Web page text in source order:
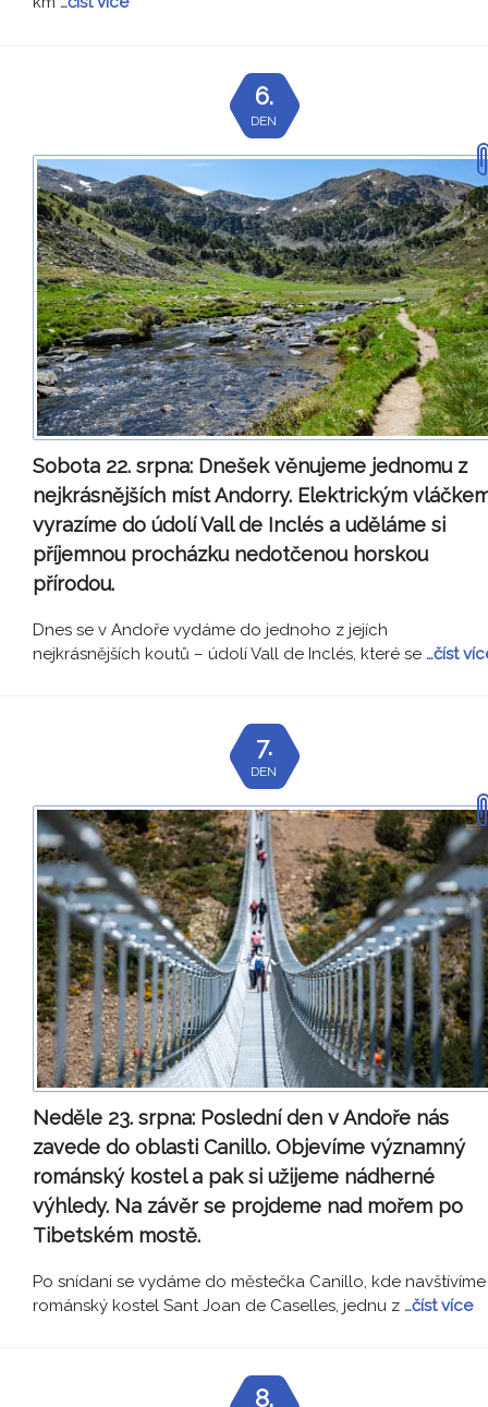
6.
DEN
Sobota 22. srpna: Dnešek věnujeme jednomu z
nejkrásnějších míst Andorry. Elektrickým
vyrazíme do údolí Vall de Inclés a uděláme si
příjemnou procházku nedotčenou horskou
přírodou.
Dnes se v Andoře vydáme do jednoho z jejích
nejkrásnějších koutů – údolí Vall de Inclés, které se …číst
7.
DEN
Neděle 23. srpna: Poslední den v Andoře nás
zavede do oblasti Canillo. Objevíme významný
románský kostel a pak si užijeme nádherné
výhledy. Na závěr se projdeme nad mořem po
Tibetském mostě.
Po snídani se vydáme do městečka Canillo, kde navštívíme
románský kostel Sant Joan de Caselles, jednu z …číst více
8.